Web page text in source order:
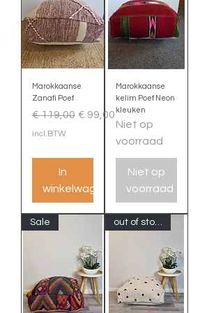
Marokkaanse
Zanafi Poef
Normale prijs
€ 119,00 Verkoopprijs
€ 99,00
incl.BTW
In
winkelwagen
Marokkaanse
kelim Poef Neon
kleuken
Niet op
voorraad
Niet op
voorraad
Sale